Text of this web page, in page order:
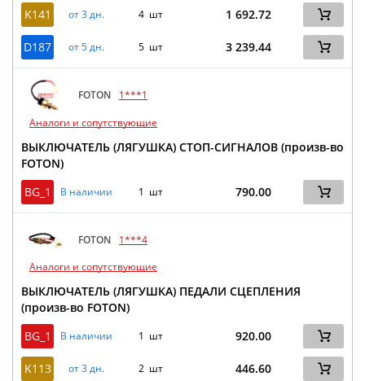
K141 от 3 дн. 4 шт 1 692.72
D187 от 5 дн. 5 шт 3 239.44
FOTON
1***1
Аналоги и сопутствующие
ВЫКЛЮЧАТЕЛЬ (ЛЯГУШКА) СТОП-СИГНАЛОВ (произв-во
FOTON)
BG_1
В наличии 1 шт 790.00
FOTON
1***4
Аналоги и сопутствующие
ВЫКЛЮЧАТЕЛЬ (ЛЯГУШКА) ПЕДАЛИ СЦЕПЛЕНИЯ
(произв-во FOTON)
BG_1
В наличии 1 шт 920.00
K113 от 3 дн. 2 шт 446.60